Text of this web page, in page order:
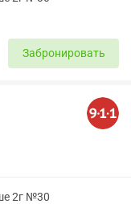
Забронировать
2г №30